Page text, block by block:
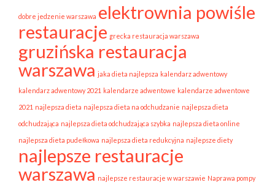
dobre jedzenie warszawa elektrownia powiśle
restauracje grecka restauracja warszawa
gruzińska restauracja
warszawa jaka dieta najlepsza kalendarz adwentowy
kalendarz adwentowy 2021 kalendarze adwentowe kalendarze adwentowe
2021 najlepsza dieta najlepsza dieta na odchudzanie najlepsza dieta
odchudzająca najlepsza dieta odchudzająca szybka najlepsza dieta online
najlepsza dieta pudełkowa najlepsza dieta redukcyjna najlepsze diety
najlepsze restauracje
warszawa najlepsze restauracje w warszawie Naprawa pompy